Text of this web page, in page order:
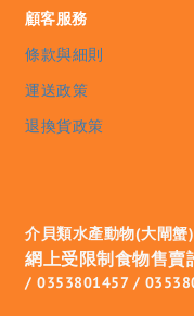
顧客服務
條款與細則
運送政策
退換貨政策
介貝類水產動物(大閘
網上受限制食物售賣
/ 0353801457 /